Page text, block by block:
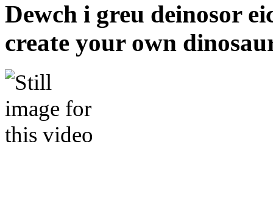
Dewch i greu deinosor
create your own